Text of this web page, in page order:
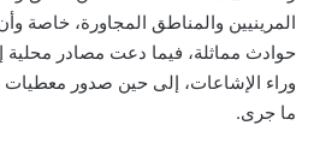
المرينيين والمناطق المجاورة، خاصة
حوادث مماثلة، فيما دعت مصادر محلية
وراء الإشاعات، إلى حين صدور
ما جرى.